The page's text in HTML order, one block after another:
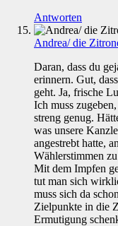
Antworten
Andrea/ die
Daran, dass du
erinnern. Gut,
geht. Ja, frische
Ich muss
streng genug.
was unsere
angestrebt hatte,
Wählerstimmen
Mit dem Impfen
tut man sich
muss sich da
Zielpunkte in die
Ermutigung